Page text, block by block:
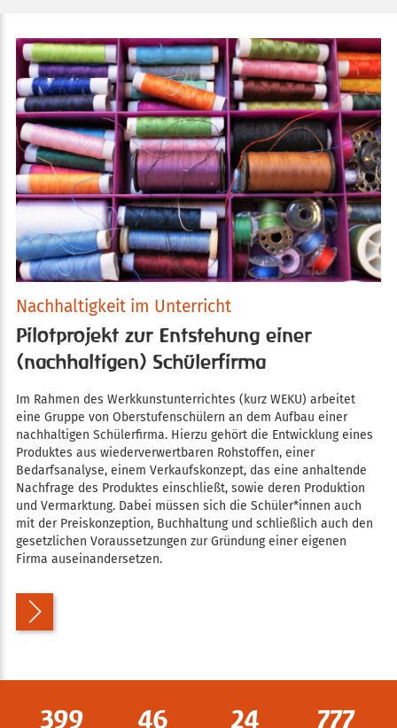
Nachhaltigkeit im Unterricht
Pilotprojekt zur Entstehung einer
(nachhaltigen) Schülerfirma
Im Rahmen des Werkkunstunterrichtes (kurz WEKU) arbeitet
eine Gruppe von Oberstufenschülern an dem Aufbau einer
nachhaltigen Schülerfirma. Hierzu gehört die Entwicklung eines
Produktes aus wiederverwertbaren Rohstoffen, einer
Bedarfsanalyse, einem Verkaufskonzept, das eine anhaltende
Nachfrage des Produktes einschließt, sowie deren Produktion
und Vermarktung. Dabei müssen sich die Schüler*innen auch
mit der Preiskonzeption, Buchhaltung und schließlich auch den
gesetzlichen Voraussetzungen zur Gründung einer eigenen
Firma auseinandersetzen.
404 47 24 787